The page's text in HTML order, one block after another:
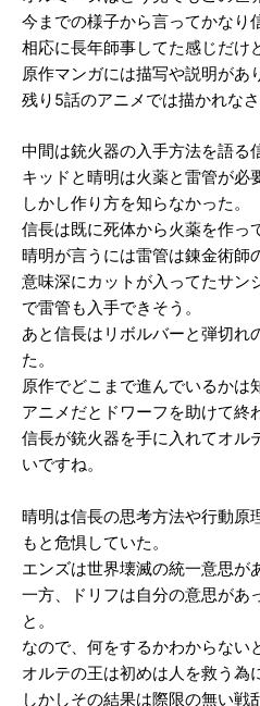
今までの様子から言ってかなり
相応に長年師事してた感じだけ
原作マンガには描写や説明があ
残り5話のアニメでは描かれなさ
中間は銃火器の入手方法を語る
キッドと晴明は火薬と雷管が必
しかし作り方を知らなかった。
信長は既に死体から火薬を作っ
晴明が言うには雷管は錬金術師
意味深にカットが入ってたサン
で雷管も入手できそう。
あと信長はリボルバーと弾切れ
た。
原作でどこまで進んでいるかは
アニメだとドワーフを助けて終
信長が銃火器を手に入れてオル
いですね。
晴明は信長の思考方法や行動原
もと危惧していた。
エンズは世界壊滅の統一意思が
一方、ドリフは自分の意思があ
と。
なので、何をするかわからない
オルテの王は初めは人を救う為
しかしその結果は際限の無い戦